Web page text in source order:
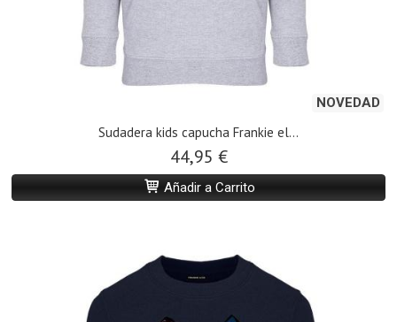
NOVEDAD
Sudadera kids capucha Frankie el...
44,95 €
Añadir a Carrito